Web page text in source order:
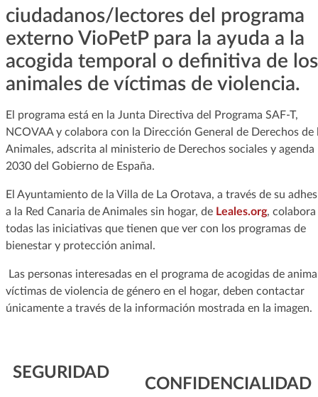
ciudadanos/lectores del programa
externo VioPetP para la ayuda a la
acogida temporal o definitiva de los
animales de víctimas de violencia.
El programa está en la Junta Directiva del Programa SAF-T,
NCOVAA y colabora con la Dirección General de Derechos de
Animales, adscrita al ministerio de Derechos sociales y agenda
2030 del Gobierno de España.
El Ayuntamiento de la Villa de La Orotava, a través de su
a la Red Canaria de Animales sin hogar, de Leales.org, colabora
todas las iniciativas que tienen que ver con los programas de
bienestar y protección animal.
Las personas interesadas en el programa de acogidas de
víctimas de violencia de género en el hogar, deben contactar
únicamente a través de la información mostrada en la imagen.
SEGURIDAD
CONFIDENCIALIDAD